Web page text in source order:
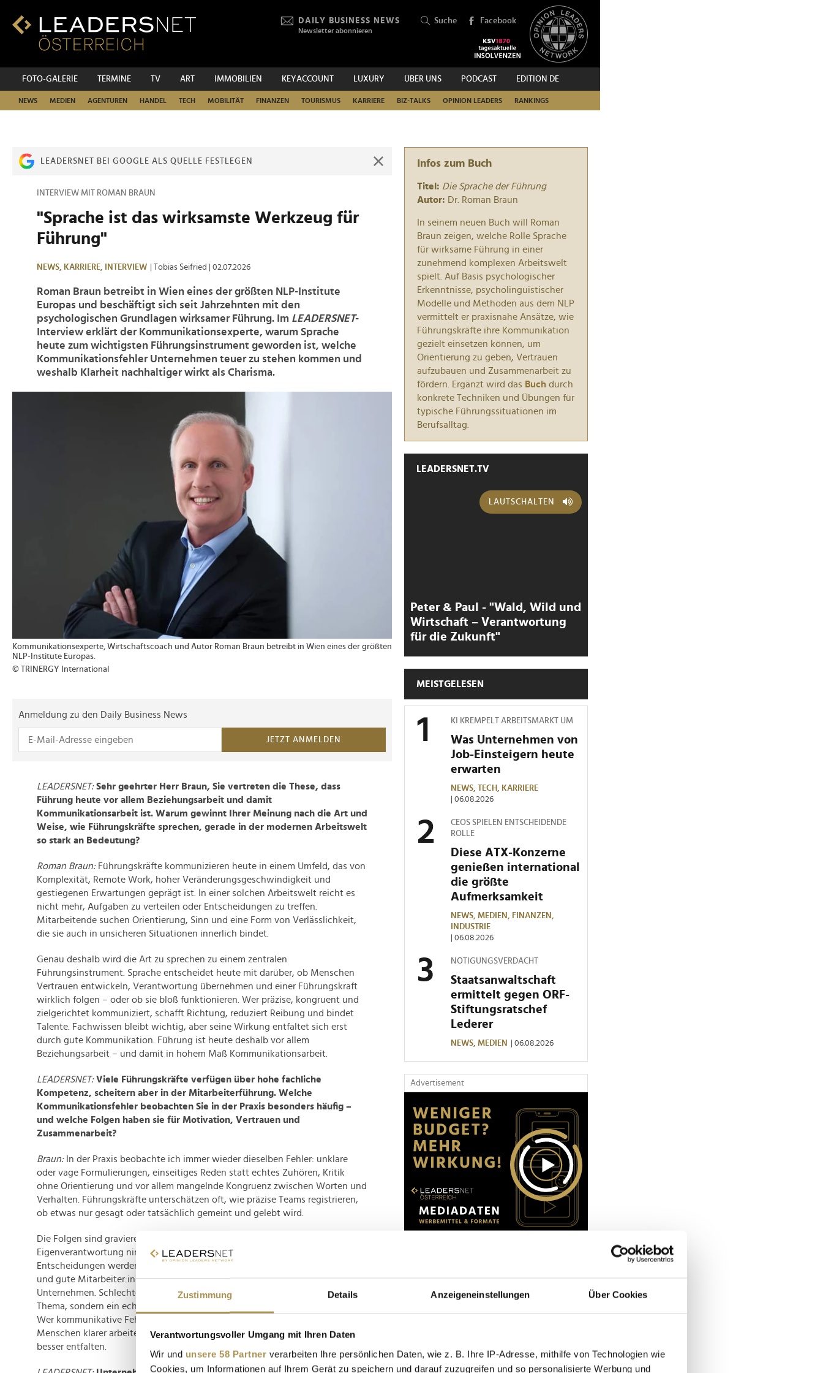
Zustimmung Details Anzeigeneinstellungen Über Cookies
Verantwortungsvoller Umgang mit Ihren Daten
Wir und unsere 58 Partner verarbeiten Ihre persönlichen Daten, wie z. B. Ihre IP-Adresse, mithilfe von Technologien wie
Cookies, um Informationen auf Ihrem Gerät zu speichern und darauf zuzugreifen und so personalisierte Werbung und
Inhalt
Fußzeilen-
DAILY BUSINESS NEWS
Newsletter abonnieren
Suche Facebook
FOTO-GALERIE TERMINE TV ART IMMOBILIEN KEYACCOUNT LUXURY ÜBER UNS PODCAST EDITION DE
NEWS MEDIEN AGENTUREN HANDEL TECH MOBILITÄT FINANZEN TOURISMUS KARRIERE BIZ-TALKS OPINION LEADERS RANKINGS
SUCHEN
LEADERSNET BEI GOOGLE ALS QUELLE FESTLEGEN
INTERVIEW MIT ROMAN BRAUN
"Sprache ist das wirksamste Werkzeug für
Führung"
NEWS, KARRIERE, INTERVIEW | Tobias Seifried | 02.07.2026
Roman Braun betreibt in Wien eines der größten NLP-Institute
Europas und beschäftigt sich seit Jahrzehnten mit den
psychologischen Grundlagen wirksamer Führung. Im LEADERSNET-
Interview erklärt der Kommunikationsexperte, warum Sprache
heute zum wichtigsten Führungsinstrument geworden ist, welche
Kommunikationsfehler Unternehmen teuer zu stehen kommen und
weshalb Klarheit nachhaltiger wirkt als Charisma.
Kommunikationsexperte, Wirtschaftscoach und Autor Roman Braun betreibt in Wien eines der größten
NLP-Institute Europas.
© TRINERGY International
Anmeldung zu den Daily Business News
JETZT ANMELDEN
LEADERSNET: Sehr geehrter Herr Braun, Sie vertreten die These, dass
Führung heute vor allem Beziehungsarbeit und damit
Kommunikationsarbeit ist. Warum gewinnt Ihrer Meinung nach die Art und
Weise, wie Führungskräfte sprechen, gerade in der modernen Arbeitswelt
so stark an Bedeutung?
Roman Braun: Führungskräfte kommunizieren heute in einem Umfeld, das von
Komplexität, Remote Work, hoher Veränderungsgeschwindigkeit und
gestiegenen Erwartungen geprägt ist. In einer solchen Arbeitswelt reicht es
nicht mehr, Aufgaben zu verteilen oder Entscheidungen zu treffen.
Mitarbeitende suchen Orientierung, Sinn und eine Form von Verlässlichkeit,
die sie auch in unsicheren Situationen innerlich bindet.
Genau deshalb wird die Art zu sprechen zu einem zentralen
Führungsinstrument. Sprache entscheidet heute mit darüber, ob Menschen
Vertrauen entwickeln, Verantwortung übernehmen und einer Führungskraft
wirklich folgen – oder ob sie bloß funktionieren. Wer präzise, kongruent und
zielgerichtet kommuniziert, schafft Richtung, reduziert Reibung und bindet
Talente. Fachwissen bleibt wichtig, aber seine Wirkung entfaltet sich erst
durch gute Kommunikation. Führung ist heute deshalb vor allem
Beziehungsarbeit – und damit in hohem Maß Kommunikationsarbeit.
LEADERSNET: Viele Führungskräfte verfügen über hohe fachliche
Kompetenz, scheitern aber in der Mitarbeiterführung. Welche
Kommunikationsfehler beobachten Sie in der Praxis besonders häufig –
und welche Folgen haben sie für Motivation, Vertrauen und
Zusammenarbeit?
Braun: In der Praxis beobachte ich immer wieder dieselben Fehler: unklare
oder vage Formulierungen, einseitiges Reden statt echtes Zuhören, Kritik
ohne Orientierung und vor allem mangelnde Kongruenz zwischen Worten und
Verhalten. Führungskräfte unterschätzen oft, wie präzise Teams registrieren,
ob etwas nur gesagt oder tatsächlich gemeint und gelebt wird.
Die Folgen sind gravierend. Motivation sinkt, Vertrauen wird beschädigt,
Eigenverantwortung nimmt ab und Zusammenarbeit wird zäher.
Entscheidungen werden vorsichtiger getroffen, Innovationskraft geht verloren
und gute Mitarbeiter:innen ziehen sich innerlich zurück oder verlassen das
Unternehmen. Schlechte Führungskommunikation ist deshalb kein weiches
Thema, sondern ein echter Produktivitäts- und Kulturfaktor. Umgekehrt gilt:
Wer kommunikative Fehler erkennt und korrigiert, schafft ein Umfeld, in dem
Menschen klarer arbeiten, mehr Verantwortung übernehmen und ihr Potenzial
besser entfalten.
Infos zum Buch
Titel: Die Sprache der Führung
Autor: Dr. Roman Braun
In seinem neuen Buch will Roman
Braun zeigen, welche Rolle Sprache
für wirksame Führung in einer
zunehmend komplexen Arbeitswelt
spielt. Auf Basis psychologischer
Erkenntnisse, psycholinguistischer
Modelle und Methoden aus dem NLP
vermittelt er praxisnahe Ansätze, wie
Führungskräfte ihre Kommunikation
gezielt einsetzen können, um
Orientierung zu geben, Vertrauen
aufzubauen und Zusammenarbeit zu
fördern. Ergänzt wird das Buch durch
konkrete Techniken und Übungen für
typische Führungssituationen im
Berufsalltag.
LEADERSNET.TV
LAUTSCHALTEN
Peter & Paul - "Wald, Wild und
Wirtschaft – Verantwortung
für die Zukunft"
MEISTGELESEN
KI KREMPELT ARBEITSMARKT UM
Was Unternehmen von
Job-Einsteigern heute
erwarten
NEWS, TECH,
KARRIERE
| 06.08.2026
CEOS SPIELEN ENTSCHEIDENDE
ROLLE
Diese ATX-Konzerne
genießen international
die größte
Aufmerksamkeit
NEWS, MEDIEN,
FINANZEN,
INDUSTRIE
| 06.08.2026
NÖTIGUNGSVERDACHT
Staatsanwaltschaft
ermittelt gegen ORF-
Stiftungsratschef
Lederer
NEWS, MEDIEN | 06.08.2026
Advertisement